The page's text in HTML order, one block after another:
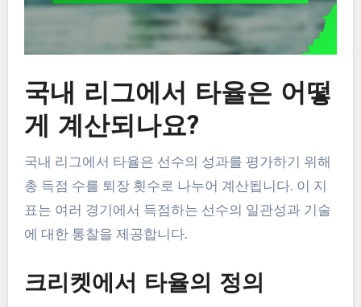
국내 리그에서 타율은 어떻
게 계산되나요?
국내 리그에서 타율은 선수의 성과를 평가하기 위해
총 득점 수를 퇴장 횟수로 나누어 계산됩니다. 이 지
표는 여러 경기에서 득점하는 선수의 일관성과 기술
에 대한 통찰을 제공합니다.
크리켓에서 타율의 정의